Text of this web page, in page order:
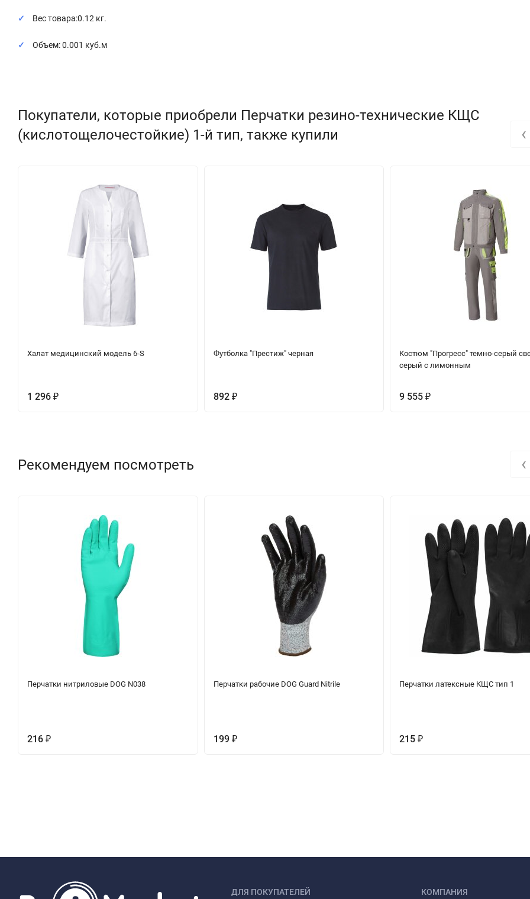
Вес товара:0.12 кг.
Объем: 0.001 куб.м
Покупатели, которые приобрели Перчатки резино-технические КЩС
(кислотощелочестойкие) 1-й тип, также купили
Халат медицинский модель 6-S
1 296 ₽
Футболка "Престиж" черная
892 ₽
Костюм "Прогресс" темно-серый
серый с лимонным
9 555₽
‹
Рекомендуем посмотреть
Перчатки нитриловые DOG N038
216 ₽
Перчатки рабочие DOG Guard Nitrile
199 ₽
Перчатки латексные КЩС тип 1
215₽
‹
ДЛЯ ПОКУПАТЕЛЕЙ КОМПАНИЯ